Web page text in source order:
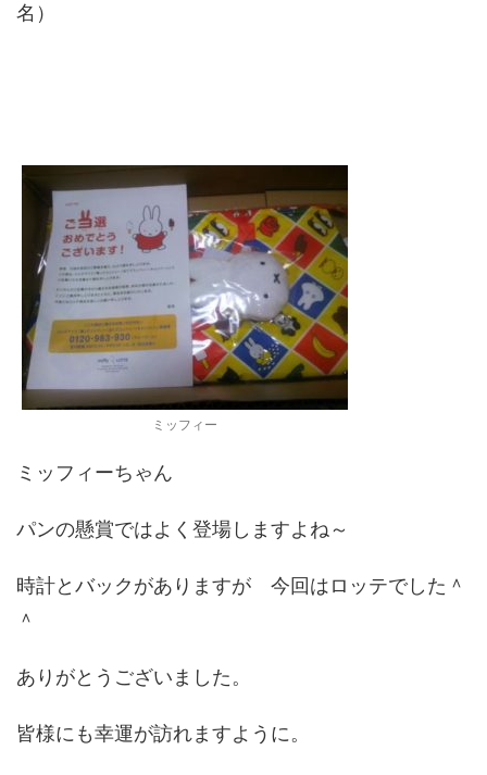
名）
ミッフィー
ミッフィーちゃん
パンの懸賞ではよく登場しますよね～
時計とバックがありますが 今回はロッテでした＾
＾
ありがとうございました。
皆様にも幸運が訪れますように。